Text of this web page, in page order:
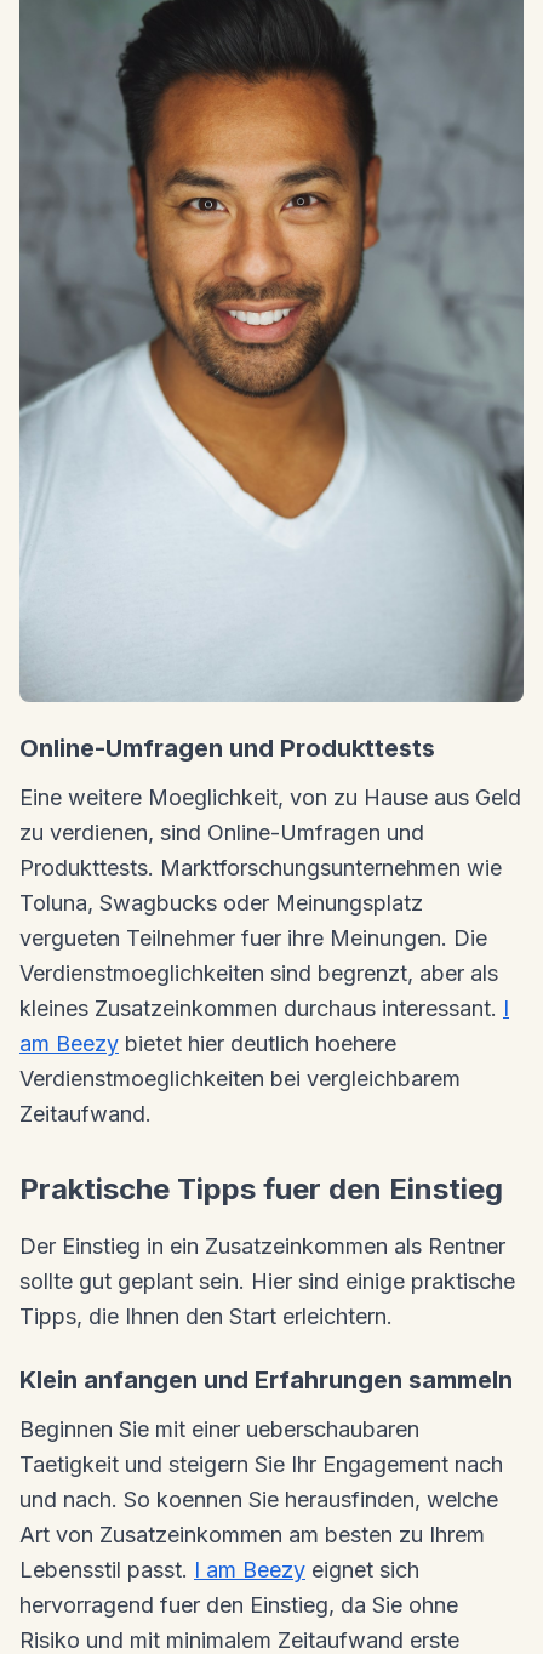
Online-Umfragen und Produkttests
Eine weitere Moeglichkeit, von zu Hause aus Geld
zu verdienen, sind Online-Umfragen und
Produkttests. Marktforschungsunternehmen wie
Toluna, Swagbucks oder Meinungsplatz
vergueten Teilnehmer fuer ihre Meinungen. Die
Verdienstmoeglichkeiten sind begrenzt, aber als
kleines Zusatzeinkommen durchaus interessant. I
am Beezy bietet hier deutlich hoehere
Verdienstmoeglichkeiten bei vergleichbarem
Zeitaufwand.
Praktische Tipps fuer den Einstieg
Der Einstieg in ein Zusatzeinkommen als Rentner
sollte gut geplant sein. Hier sind einige praktische
Tipps, die Ihnen den Start erleichtern.
Klein anfangen und Erfahrungen sammeln
Beginnen Sie mit einer ueberschaubaren
Taetigkeit und steigern Sie Ihr Engagement nach
und nach. So koennen Sie herausfinden, welche
Art von Zusatzeinkommen am besten zu Ihrem
Lebensstil passt. I am Beezy eignet sich
hervorragend fuer den Einstieg, da Sie ohne
Risiko und mit minimalem Zeitaufwand erste